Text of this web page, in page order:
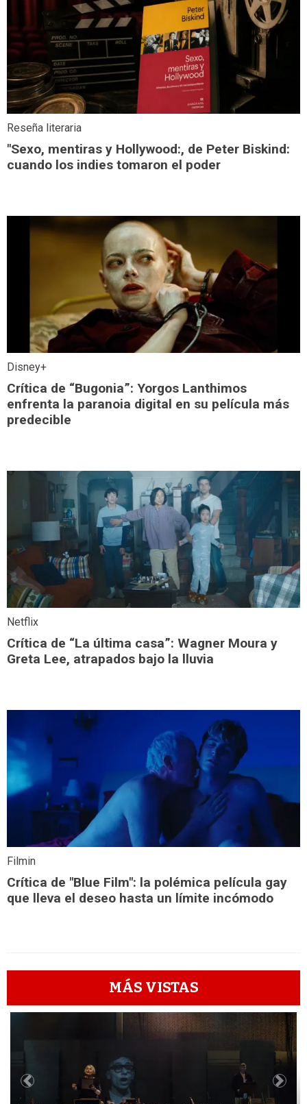
Reseña literaria
"Sexo, mentiras y Hollywood:, de Peter Biskind:
cuando los indies tomaron el poder
Disney+
Crítica de “Bugonia”: Yorgos Lanthimos
enfrenta la paranoia digital en su película más
predecible
Netflix
Crítica de “La última casa”: Wagner Moura y
Greta Lee, atrapados bajo la lluvia
Filmin
Crítica de "Blue Film": la polémica película gay
que lleva el deseo hasta un límite incómodo
MÁS VISTAS
1
Previous Next